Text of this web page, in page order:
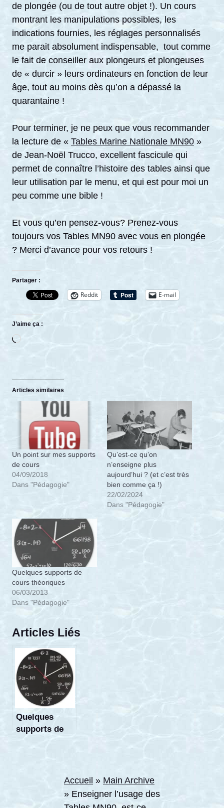
de plongée (ou de tout autre objet !). Un cours
montrant les manipulations possibles, les
indications fournies, les réglages personnalisés
me parait absolument indispensable, tout comme
le fait de conseiller aux plongeurs et plongeuses
de « durcir » leurs ordinateurs en fonction de leur
âge, tout au moins dès qu’on a dépassé la
quarantaine !
Pour terminer, je ne peux que vous recommander
la lecture de « Tables Marine Nationale MN90 »
de Jean-Noël Trucco, excellent fascicule qui
permet de connaître l’histoire des tables ainsi que
leur utilisation par le menu, et qui est pour moi un
peu comme une bible !
Et vous qu’en pensez-vous? Prenez-vous
toujours vos Tables MN90 avec vous en plongée
? Merci d’avance pour vos retours !
Partager :
Reddit E-mail
J’aime ça :
Articles similaires
Un point sur mes supports
de cours
04/09/2018
Dans "Pédagogie"
Qu’est-ce qu’on
n’enseigne plus
aujourd’hui ? (et c’est très
bien comme ça !)
22/02/2024
Dans "Pédagogie"
Quelques supports de
cours théoriques
06/03/2013
Dans "Pédagogie"
Articles Liés
Quelques
supports de
Accueil » Main Archive
» Enseigner l’usage des